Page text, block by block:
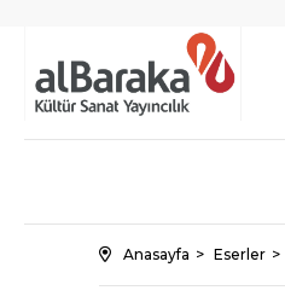
Anasayfa Eserler